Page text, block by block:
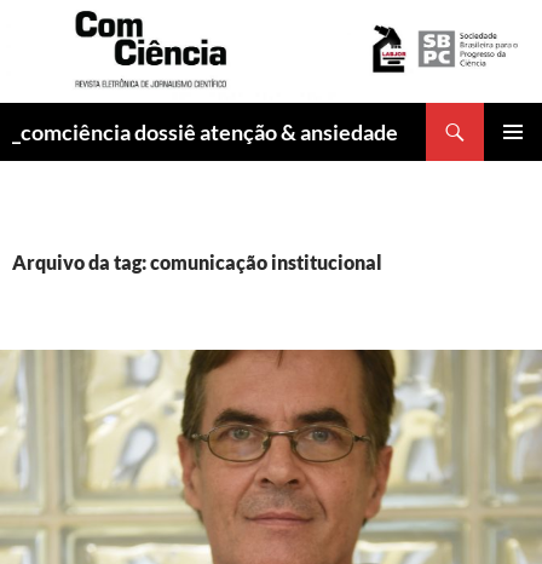
_comciência dossiê atenção & ansiedade
Arquivo da tag: comunicação institucional